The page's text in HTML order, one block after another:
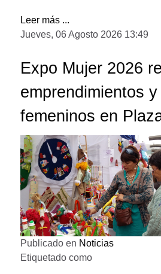
Leer más ...
Jueves, 06 Agosto 2026 13:49
Expo Mujer 2026
emprendimientos
femeninos en
Publicado en Noticias
Etiquetado como